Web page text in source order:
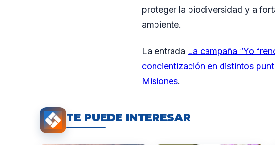
proteger la biodiversidad y a
ambiente.
La entrada La campaña “Yo
concientización en distintos
Misiones.
TE PUEDE INTERESAR